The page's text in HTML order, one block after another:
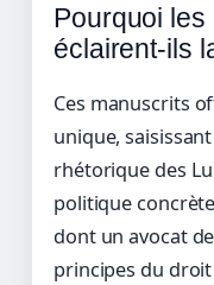
Pourquoi
éclairent-ils
Ces manuscrits
unique,
rhétorique des
politique
dont un avocat
principes du